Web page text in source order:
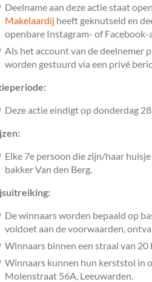
Deelname aan deze actie staat
Makelaardij heeft geknutseld en
openbare Instagram- of Facebook-
Als het account van de deelnemer
worden gestuurd via een privé
Deze actie eindigt op donderdag
Elke 7e persoon die zijn/haar
bakker Van den Berg.
De winnaars worden bepaald op
voldoet aan de voorwaarden,
Winnaars binnen een straal van
Winnaars kunnen hun kerststol in
Molenstraat 56A, Leeuwarden.